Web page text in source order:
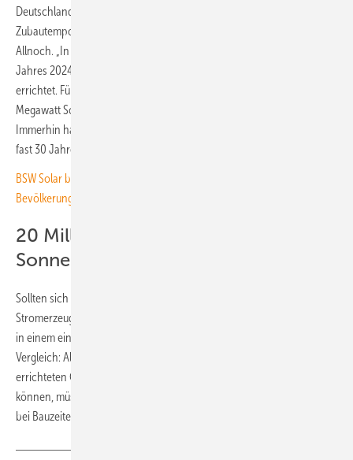
Deutschland hoch erscheint, so stellt auf internationaler Ebene das
Zubautempo in China derzeit alles in den Schatten“, weiß Norbert
Allnoch. „In China wurden allein in den ersten sieben Monaten des
Jahres 2024 Solaranlagen mit 123.500 Megawatt Leistung neu
errichtet. Für 2024 wird ein Jahresrekordzubau von rund 250.000
Megawatt Solarleistung in China erwartet.“ Dies ist ein immenser Wert.
Immerhin hat Deutschland für den Bau der bisherigen 93,2 Gigawatt
fast 30 Jahre gebraucht., wie Norbert Allnoch betont.
BSW Solar bemängelt Informationsdefizit über Solarenergie in der
Bevölkerung
20 Millionen Kilowattstunden
Sonnenstrom mehr
Sollten sich die Ausbauprognosen bestätigen, steigt die jährliche
Stromerzeugung allein durch den heimischen Wind- und Solarzubau
in einem einzigen Jahr um 20 Milliarden Kilowattstunden Strom. Zum
Vergleich: Allein um diese Strommenge der in einem Jahr neu
errichteten Ökostromanlagen mit Kernkraftwerken produzieren zu
können, müssten mindestens zwei große Atommeiler ans Netz gehen,
bei Bauzeiten von zehn bis 15 Jahren je Kraftwerk. (su)